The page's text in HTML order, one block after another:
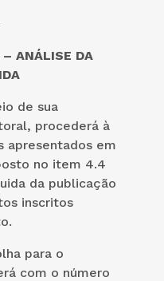
– ANÁLISE DA
de sua
procederá à
apresentados em
no item 4.4
da publicação
inscritos
para o
com o número